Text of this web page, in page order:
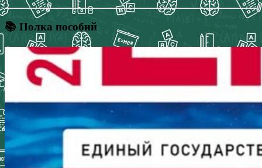
📚 Полка пособий